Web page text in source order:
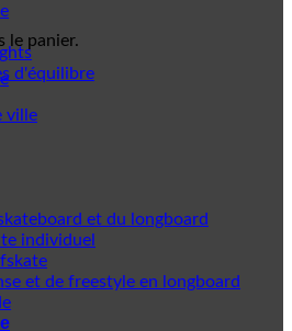
le panier.
d'équilibre
ville
et du longboard
individuel
et de freestyle en longboard